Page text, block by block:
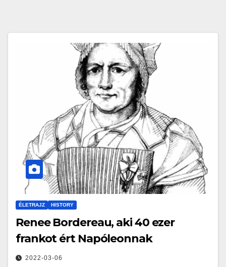
ÉLETRAJZ HISTORY
Renee Bordereau, aki 40 ezer
frankot ért Napóleonnak
2022-03-06